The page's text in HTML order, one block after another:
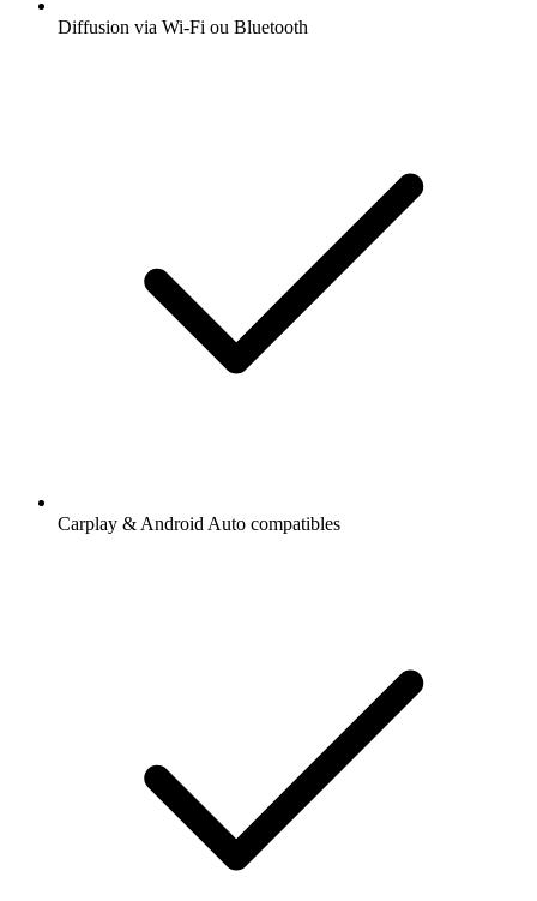
Diffusion via Wi-Fi ou Bluetooth
Carplay & Android Auto compatibles